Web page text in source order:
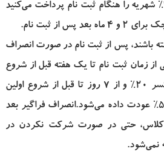
پرداخت اقساط؛ که 40% شهریه را هنگام ثبت نام پرداخت می‌کنید
پس از ثبت نام.
باشند، پس از ثبت نام در صورت انصراف
از زمان ثبت نام تا یک هفته قبل از شروع
اولین جلسه کلاس با کسر 20% و از 7 روز تا قبل از شروع اولین
جلسه کلاس با کسر 50% عودت داده می‌شود.انصراف فراگیر بعد
کلاس، حتی در صورت شرکت نکردن در
نمی‌شود.